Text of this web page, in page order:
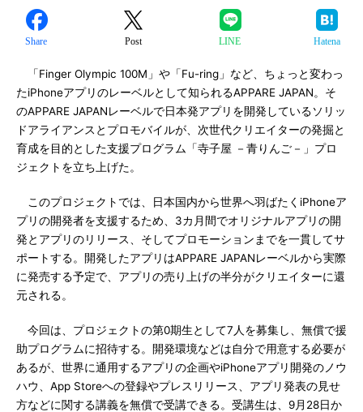
Share Post LINE Hatena
「Finger Olympic 100M」や「Fu-ring」など、ちょっと変わっ
たiPhoneアプリのレーベルとして知られるAPPARE JAPAN。そ
のAPPARE JAPANレーベルで日本発アプリを開発しているソリッ
ドアライアンスとプロモバイルが、次世代クリエイターの発掘と
育成を目的とした支援プログラム「寺子屋 －青りんご－」プロ
ジェクトを立ち上げた。
このプロジェクトでは、日本国内から世界へ羽ばたくiPhoneア
プリの開発者を支援するため、3カ月間でオリジナルアプリの開
発とアプリのリリース、そしてプロモーションまでを一貫してサ
ポートする。開発したアプリはAPPARE JAPANレーベルから実際
に発売する予定で、アプリの売り上げの半分がクリエイターに還
元される。
今回は、プロジェクトの第0期生として7人を募集し、無償で援
助プログラムに招待する。開発環境などは自分で用意する必要が
あるが、世界に通用するアプリの企画やiPhoneアプリ開発のノウ
ハウ、App Storeへの登録やプレスリリース、アプリ発表の見せ
方などに関する講義を無償で受講できる。受講生は、9月28日か